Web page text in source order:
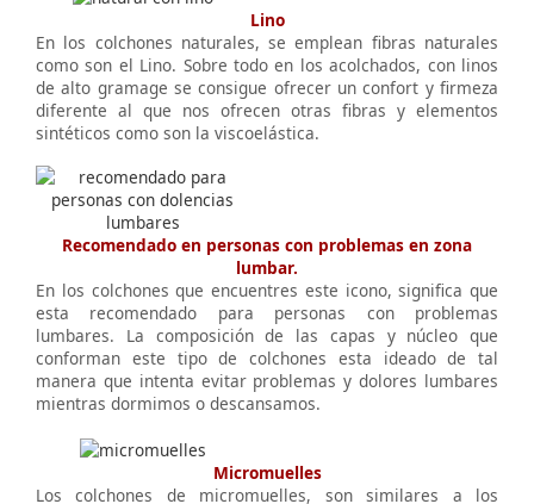
Lino
En los colchones naturales, se emplean fibras naturales
como son el Lino. Sobre todo en los acolchados, con linos
de alto gramage se consigue ofrecer un confort y firmeza
diferente al que nos ofrecen otras fibras y elementos
sintéticos como son la viscoelástica.
Recomendado en personas con problemas en zona
lumbar.
En los colchones que encuentres este icono, significa que
esta recomendado para personas con problemas
lumbares. La composición de las capas y núcleo que
conforman este tipo de colchones esta ideado de tal
manera que intenta evitar problemas y dolores lumbares
mientras dormimos o descansamos.
Micromuelles
Los colchones de micromuelles, son similares a los